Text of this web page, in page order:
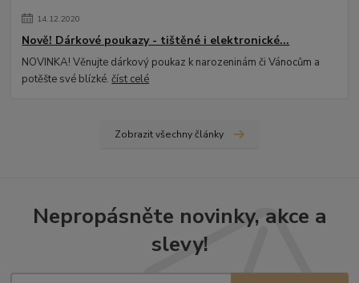
14.12.2020
Nově! Dárkové poukazy - tištěné i elektronické...
NOVINKA! Věnujte dárkový poukaz k narozeninám či Vánocům a
potěšte své blízké.číst celé
Zobrazit všechny články
Nepropásněte novinky, akce a
slevy!